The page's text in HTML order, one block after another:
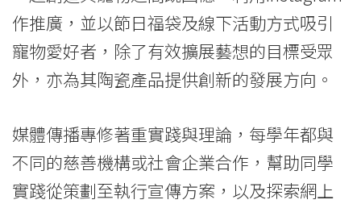
作推廣，並以節日福袋及線下活動方式吸引
寵物愛好者，除了有效擴展藝想的目標受眾
外，亦為其陶瓷產品提供創新的發展方向。
媒體傳播專修著重實踐與理論，每學年都與
不同的慈善機構或社會企業合作，幫助同學
實踐從策劃至執行宣傳方案，以及探索網上